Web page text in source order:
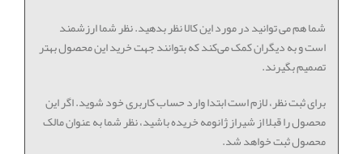
شما هم می توانید در مورد این کالا نظر بدهید. نظر شما ارزشمند
است و به دیگران کمک می‌کند که بتوانند جهت خرید این محصول بهتر
تصمیم بگیرند.
برای ثبت نظر، لازم است ابتدا وارد حساب کاربری خود شوید. اگر این
محصول را قبلا از شیراز ژانومه خریده باشید، نظر شما به عنوان مالک
محصول ثبت خواهد شد.